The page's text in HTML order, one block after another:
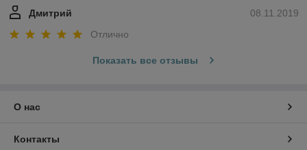
08.11.2019
Дмитрий
Отлично
Показать все отзывы
О нас
Контакты